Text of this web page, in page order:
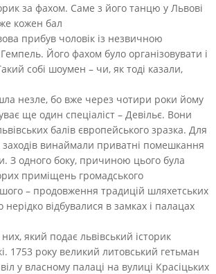
за фахом. Саме з його танцю у Львові
кожен бал
прибув чоловік із незвичною
Його фахом було організовувати і
собі шоумен – чи, як тоді казали,
незле, бо вже через чотири роки йому
ще один спеціаліст – Девільє. Вони
балів європейського зразка. Для
винаймали приватні помешкання
З одного боку, причиною цього була
приміщень громадського
– продовження традицій шляхетських
нерідко відбувалися в замках і палацах
який подає львівський історик
1753 року великий литовський гетьман
у власному палаці на вулиці Красіцьких